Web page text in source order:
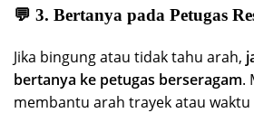
💬 3. Bertanya pada Petugas
Jika bingung atau tidak tahu arah,
bertanya ke petugas berseragam.
membantu arah trayek atau